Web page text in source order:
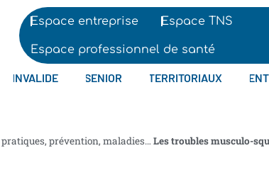
Espace entreprise Espace TNS
Espace professionnel de santé
INVALIDE SENIOR TERRITORIAUX
prévention, maladies… Les troubles musculo-